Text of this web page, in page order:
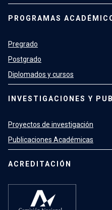
PROGRAMAS
Pregrado
Postgrado
Diplomados y cursos
INVESTIGACIONES Y
Proyectos de investigación
Publicaciones Académicas
ACREDITACIÓN